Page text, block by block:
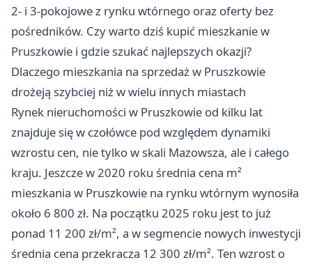
2- i 3-pokojowe z rynku wtórnego oraz oferty bez
pośredników. Czy warto dziś kupić mieszkanie w
Pruszkowie i gdzie szukać najlepszych okazji?
Dlaczego mieszkania na sprzedaż w Pruszkowie
drożeją szybciej niż w wielu innych miastach
Rynek nieruchomości w Pruszkowie od kilku lat
znajduje się w czołówce pod względem dynamiki
wzrostu cen, nie tylko w skali Mazowsza, ale i całego
kraju. Jeszcze w 2020 roku średnia cena m²
mieszkania w Pruszkowie na rynku wtórnym wynosiła
około 6 800 zł. Na początku 2025 roku jest to już
ponad 11 200 zł/m², a w segmencie nowych inwestycji
średnia cena przekracza 12 300 zł/m². Ten wzrost o